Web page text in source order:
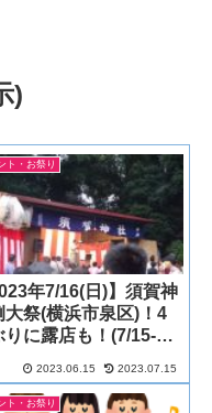
)
ト・お祭り
年7/16(日)】須賀神
大祭(横浜市泉区)！4
りに露店も！(7/15-16
出店時間の目安も！
2023.06.15 2023.07.15
ト・お祭り